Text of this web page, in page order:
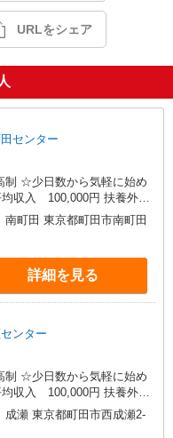
URLをシェア
センター
制 ☆少日数から気軽に始め
均収入 100,000円 扶養外平
相談 働ける時間や環境に合
養外：月15万円（3ヶ月間）
3か月
南町田 東京都町田市南町田
詳細を見る
ンター
制 ☆少日数から気軽に始め
均収入 100,000円 扶養外平
相談 働ける時間や環境に合
成瀬 東京都町田市西成瀬2-